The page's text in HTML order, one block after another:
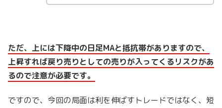
ただ、上には下降中の日足MAと抵抗帯がありますので、
上昇すれば戻り売りとしての売りが入ってくるリスクがあ
るので注意が必要です。
ですので、今回の局面は利を伸ばすトレードではなく、短